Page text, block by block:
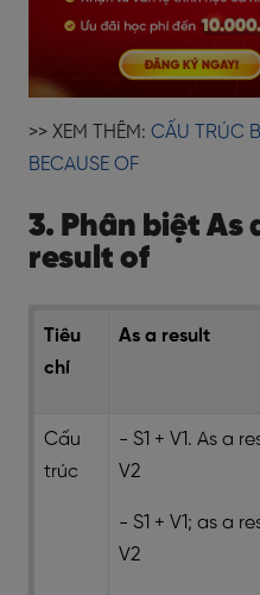
>> XEM THÊM: CẤU TRÚC
BECAUSE OF
3. Phân biệt As
result of
Tiêu
chí
As a result
Cấu
trúc
- S1 + V1. As a
V2
- S1 + V1; as a
V2